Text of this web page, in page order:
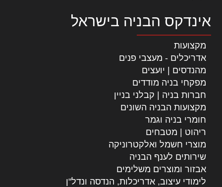
אינדקס הבניה בישראל
מקצועות
אדריכלים - מעצבי פנים
מהנדסים | יועצים
מפקחי בניה מודדים
חברות בניה | קבלני בניין
מקצועות הבניה השונים
חומרי בניה וגמר
ריהוט | מטבחים
מוצרי חשמל ואלקטרוניקה
שירותים לענף הבניה
אבזור ומוצרים משלימים
לימודי עיצוב, אדריכלות, הנדסה ונדל"ן